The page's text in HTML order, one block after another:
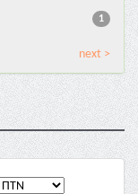
1
next >